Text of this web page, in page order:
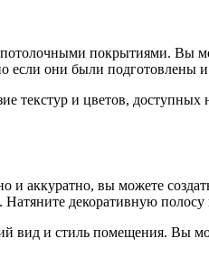
покрытиями. Вы
если они были подготовлены
текстур и цветов,
аккуратно, вы можете
декоративную
вид и стиль помещения. Вы